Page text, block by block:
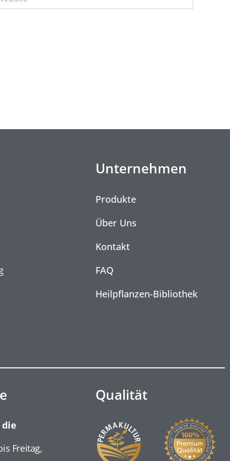
Unternehmen
Produkte
Über Uns
Kontakt
FAQ
Heilpflanzen-Bibliothek
die
Freitag,
Qualität